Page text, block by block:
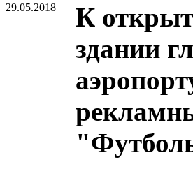
29.05.2018
К
здании